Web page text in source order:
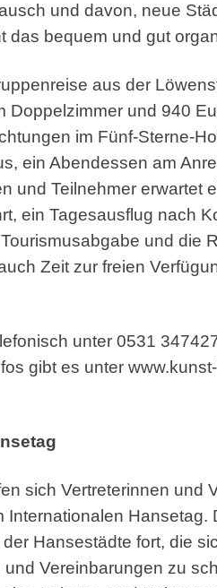
und davon, neue
das bequem und gut
aus der
Doppelzimmer und 940
im Fünf-Sterne-
ein Abendessen am
und Teilnehmer erwartet
ein Tagesausflug nach
und die
Zeit zur freien
unter 0531
gibt es unter
sich Vertreterinnen und
Internationalen
Hansestädte fort, die
Vereinbarungen zu